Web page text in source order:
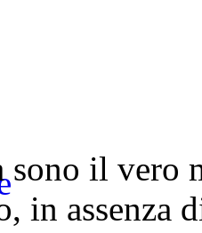
sono il vero
in assenza